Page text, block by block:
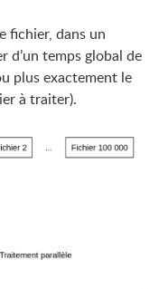
fichier, dans un
d’un temps global de
plus exactement le
à traiter).